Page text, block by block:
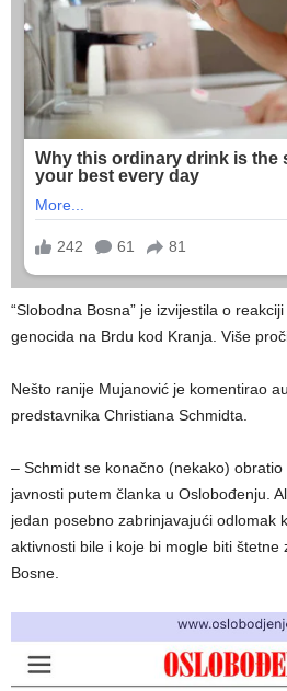
“Slobodna Bosna” je izvijestila o
genocida na Brdu kod Kranja. Više
Nešto ranije Mujanović je komentirao
predstavnika Christiana Schmidta.
– Schmidt se konačno (nekako)
javnosti putem članka u Oslobođenju.
jedan posebno zabrinjavajući odlomak
aktivnosti bile i koje bi mogle biti štetne
Bosne.